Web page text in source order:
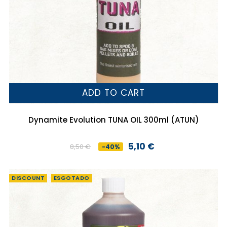
ADD TO CART
Dynamite Evolution TUNA OIL 300ml (ATUN)
Preço
8,50 € -40%
Preço5,10 €
DISCOUNT ESGOTADO